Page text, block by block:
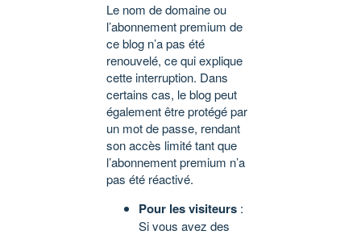
Le nom de domaine ou
l’abonnement premium de
ce blog n’a pas été
renouvelé, ce qui explique
cette interruption. Dans
certains cas, le blog peut
également être protégé par
un mot de passe, rendant
son accès limité tant que
l’abonnement premium n’a
pas été réactivé.
Pour les visiteurs :
Si vous avez des